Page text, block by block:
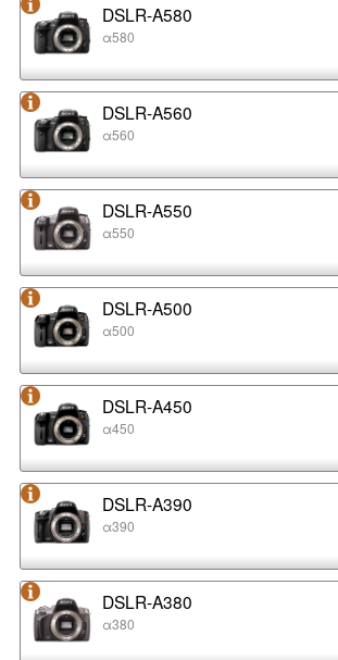
DSLR-A580
α580
DSLR-A560
α560
DSLR-A550
α550
DSLR-A500
α500
DSLR-A450
α450
DSLR-A390
α390
DSLR-A380
α380